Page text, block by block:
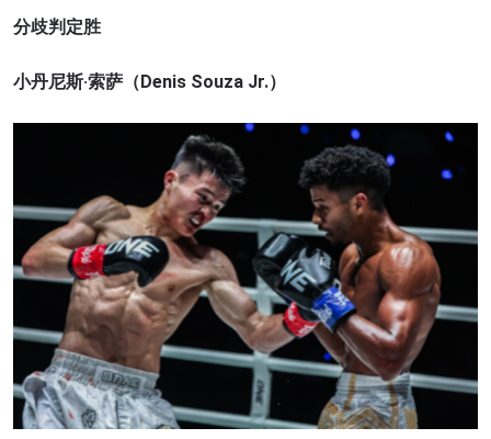
分歧判定胜
小丹尼斯·索萨（Denis Souza Jr.）